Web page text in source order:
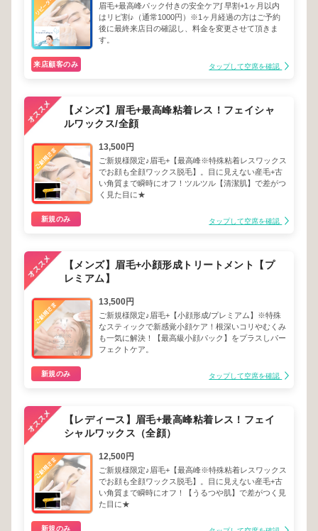
眉毛+最高峰パック付きの安全ケア∫ 早割+1ヶ月以内
はリピ割♪（通常1000円）※1ヶ月経過の方はご予約
後に最終来店日の確認し、料金を変更させて頂きま
す。
来店顧客のみ タップして空席を確認
【メンズ】眉毛+最高峰粘着レス！フェイシャ
ルワックス/全顔
13,500円
ご新規様限定♪眉毛+【最高峰※特殊粘着レスワックス
でお顔も全顔ワックス脱毛】。目に見えない産毛+古
い角質まで瞬時にオフ！ツルツル【清潔肌】で差がつ
く見た目に★
新規のみ タップして空席を確認
【メンズ】眉毛+小顔形成トリートメント【プ
レミアム】
13,500円
ご新規様限定♪眉毛+【小顔形成/プレミアム】※特殊
なスティックで新感覚小顔ケア！根深いコリやむくみ
も一気に解決！【最高級小顔パック】をプラスしパー
フェクトケア。
新規のみ タップして空席を確認
【レディース】眉毛+最高峰粘着レス！フェイ
シャルワックス（全顔）
12,500円
ご新規様限定♪眉毛+【最高峰※特殊粘着レスワックス
でお顔も全顔ワックス脱毛】。目に見えない産毛+古
い角質まで瞬時にオフ！【うるつや肌】で差がつく見
た目に★
新規のみ